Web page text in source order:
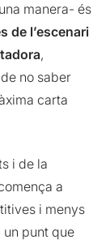
manera- és
de l’escenari
,
no saber
carta
i de la
a
i menys
punt que